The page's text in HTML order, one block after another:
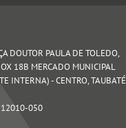
DOUTOR PAULA DE TOLEDO,
18B MERCADO MUNICIPAL
INTERNA)-CENTRO, TAUBATÉ
12010-050